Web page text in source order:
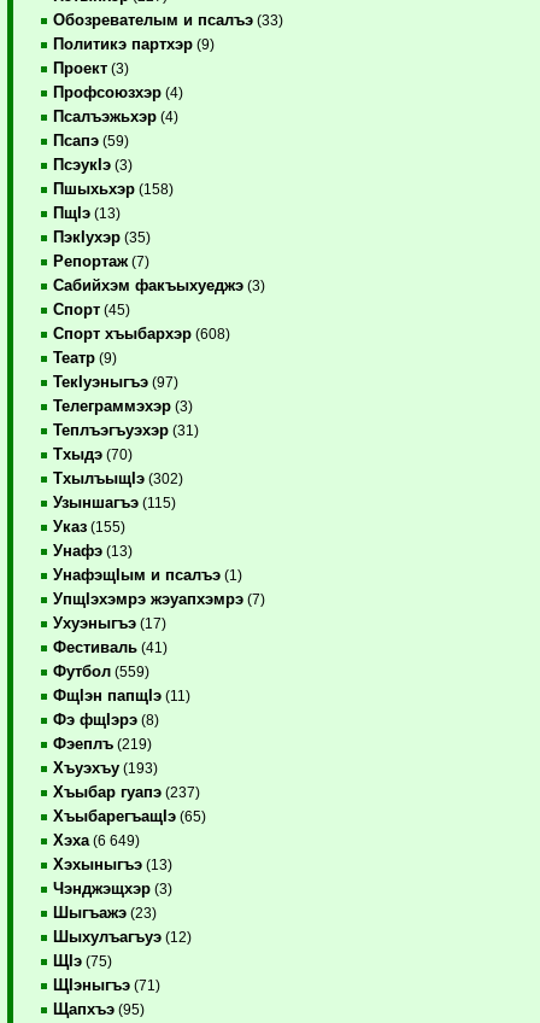
Обозревателым и псалъэ (33)
Политикэ партхэр (9)
Проект (3)
Профсоюзхэр (4)
Псалъэжьхэр (4)
Псапэ (59)
ПсэукIэ (3)
Пшыхьхэр (158)
ПщIэ (13)
ПэкIухэр (35)
Репортаж (7)
Сабийхэм факъыхуеджэ (3)
Спорт (45)
Спорт хъыбархэр (608)
Театр (9)
ТекIуэныгъэ (97)
Телеграммэхэр (3)
Теплъэгъуэхэр (31)
Тхыдэ (70)
ТхылъыщIэ (302)
Узыншагъэ (115)
Указ (155)
Унафэ (13)
УнафэщIым и псалъэ (1)
УпщIэхэмрэ жэуапхэмрэ (7)
Ухуэныгъэ (17)
Фестиваль (41)
Футбол (559)
ФщIэн папщIэ (11)
Фэ фщIэрэ (8)
Фэеплъ (219)
Хъуэхъу (193)
Хъыбар гуапэ (237)
ХъыбарегъащIэ (65)
Хэха (6 649)
Хэхыныгъэ (13)
Чэнджэщхэр (3)
Шыгъажэ (23)
Шыхулъагъуэ (12)
ЩIэ (75)
ЩIэныгъэ (71)
Щапхъэ (95)